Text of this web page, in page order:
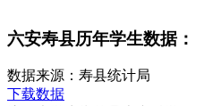
六安寿县历年学生数据：
数据来源：寿县统计局
下载数据